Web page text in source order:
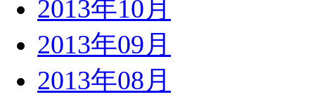
2013年10月
2013年09月
2013年08月